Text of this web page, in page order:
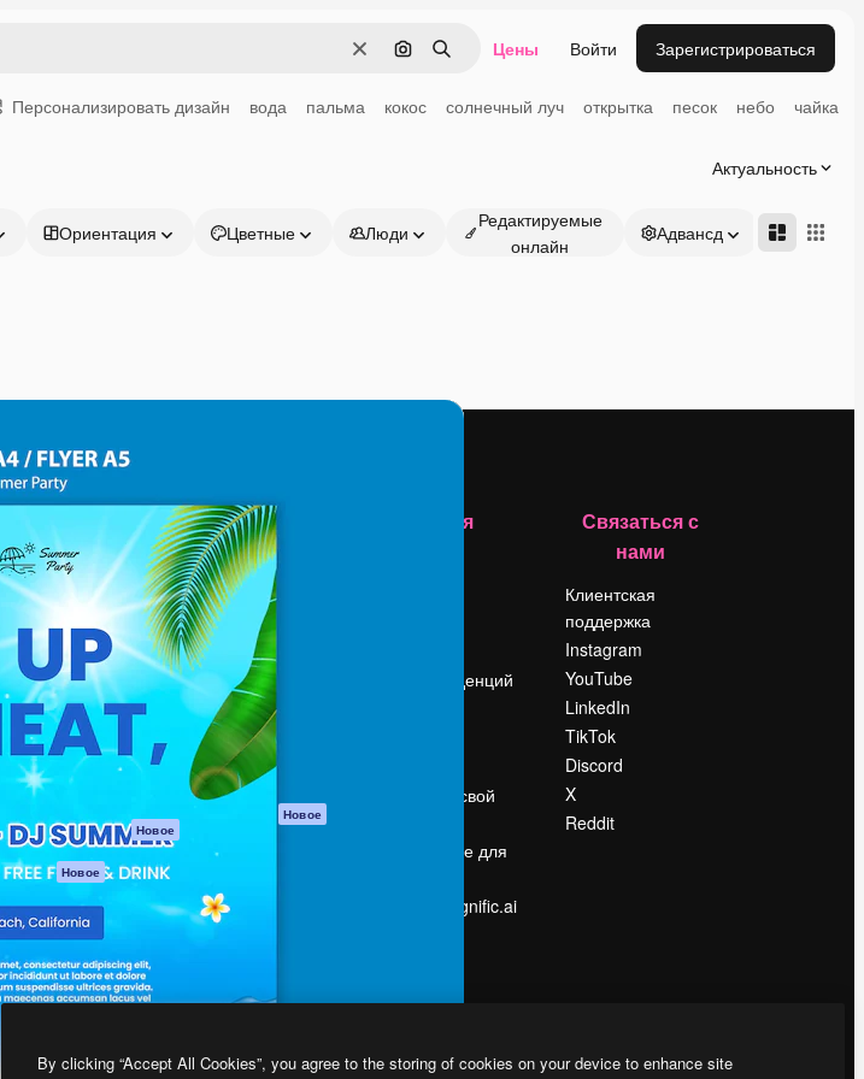
ОчиститьПоиск по изображению
Поиск Цены Войти Зарегистрироваться
Персонализировать дизайн вода пальма кокос солнечный луч открытка песок небо чайка
Актуальность
Ориентация Цветные Люди
Редактируемые
онлайн
Адвансд
Spaces
ИИ-помощник
Генератор
изображений ИИ
Генератор видео
ИИ
Генератор голоса
на основе ИИ
Стоковый контент
MCP для
Claude/ChatGPT
Новое
Агенты Новое
API
Мобильное
приложение
Все инструменты
Magnific
Начать
Academy
Документация по
Пакету ИИ
Служба
поддержки
Условия и
положения
Политика
конфиденциальности
Новое
Центр доверия
Партнеры
Компания
Поиск тенденций
Продайте свой
Помещение для
Ищете magnific.ai
Связаться с
нами
Клиентская
поддержка
Instagram
YouTube
LinkedIn
TikTok
Discord
X
Reddit
By clicking “Accept All Cookies”, you agree to the storing of cookies on your device to enhance site